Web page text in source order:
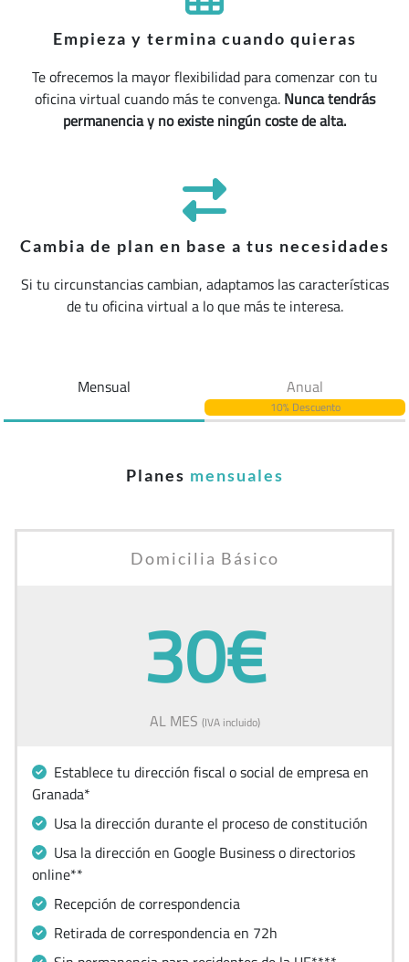
Empieza y termina cuando quieras
Te ofrecemos la mayor flexibilidad para comenzar con tu
oficina virtual cuando más te convenga.Nunca tendrás
permanencia y no existe ningún coste de alta.
Cambia de plan en base a tus necesidades
Si tu circunstancias cambian, adaptamos las características
de tu oficina virtual a lo que más te interesa.
Mensual Anual
10% Descuento
Planes mensuales
Domicilia Básico
30€
AL MES (IVA incluido)
Establece tu dirección fiscal o social de empresa en
Granada*
Usa la dirección durante el proceso de constitución
Usa la dirección en Google Business o directorios
online**
Recepción de correspondencia
Retirada de correspondencia en 72h